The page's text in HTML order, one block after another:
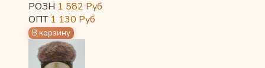
РОЗН 1 582 Руб
ОПТ 1 130 Руб